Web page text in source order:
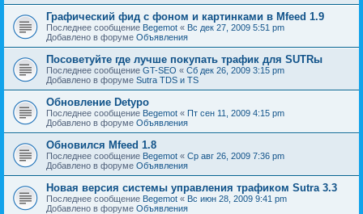
Графический фид с фоном и картинками в Mfeed 1.9
Последнее сообщение Begemot « Вс дек 27, 2009 5:51 pm
Добавлено в форуме Объявления
Посоветуйте где лучше покупать трафик для SUTRы
Последнее сообщение GT-SEO « Сб дек 26, 2009 3:15 pm
Добавлено в форуме Sutra TDS и TS
Обновление Detypo
Последнее сообщение Begemot « Пт сен 11, 2009 4:15 pm
Добавлено в форуме Объявления
Обновился Mfeed 1.8
Последнее сообщение Begemot « Ср авг 26, 2009 7:36 pm
Добавлено в форуме Объявления
Новая версия системы управления трафиком Sutra 3.3
Последнее сообщение Begemot « Вс июн 28, 2009 9:41 pm
Добавлено в форуме Объявления